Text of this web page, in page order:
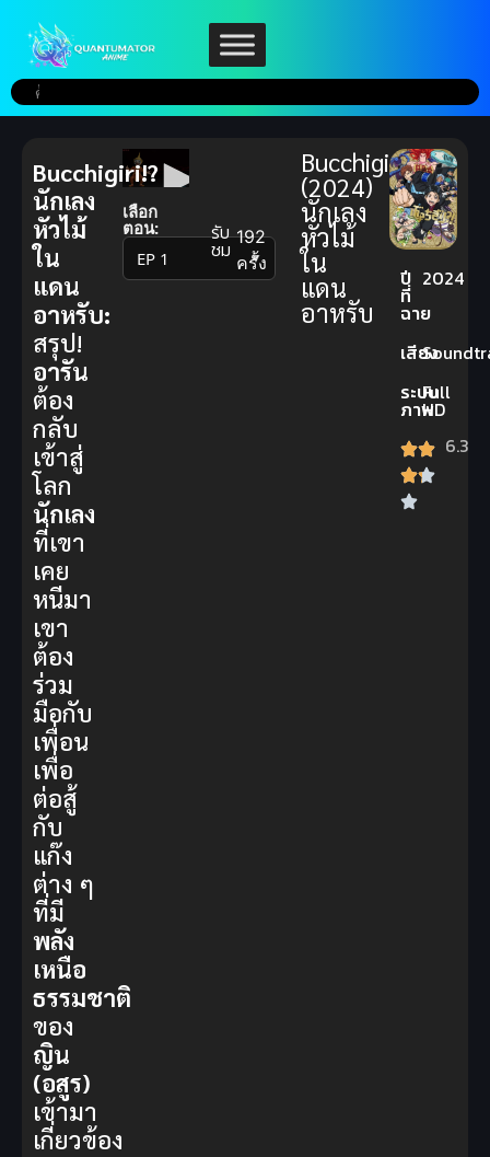
เลือก
ตอน:
▼
รับ
ชม 192
ครั้ง
Bucchigiri!?
(2024)
นักเลง
หัวไม้
ใน
แดน
อาหรับ
ปี
ที่
ฉาย
2024
เสียง
ระบบ
ภาพ
Full
HD
6.3
Bucchigiri!?
นักเลง
หัวไม้
ใน
แดน
อาหรับ:
สรุป!
อารัน
ต้อง
กลับ
เข้าสู่
โลก
นักเลง
ที่เขา
เคย
หนีมา
เขา
ต้อง
ร่วม
มือกับ
เพื่อน
เพื่อ
ต่อสู้
กับ
แก๊ง
ต่าง ๆ
ที่มี
พลัง
เหนือ
ธรรมชาติ
ของ
ญิน
(อสูร)
เข้ามา
เกี่ยวข้อง